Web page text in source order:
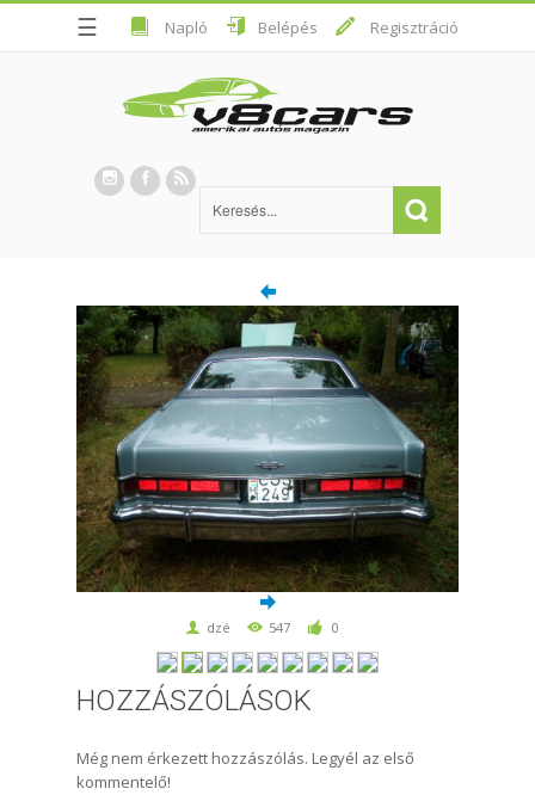
☰ Napló Belépés Regisztráció
dzé 547 0
HOZZÁSZÓLÁSOK
Még nem érkezett hozzászólás. Legyél az első
kommentelő!